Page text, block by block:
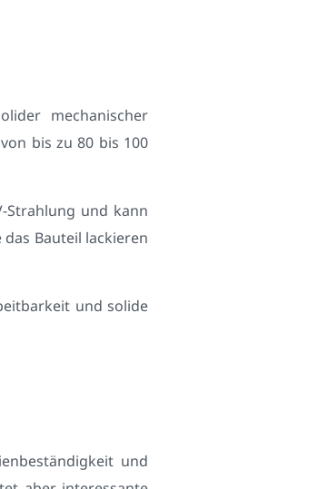
mechanischer
bis zu 80 bis 100
Strahlung und kann
Bauteil lackieren
und solide
und